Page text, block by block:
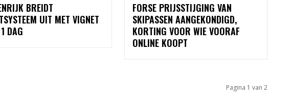
BREIDT
UIT MET VIGNET
DAG
FORSE PRIJSSTIJGING VAN
SKIPASSEN AANGEKONDIGD,
KORTING VOOR WIE VOORAF
ONLINE KOOPT
Pagina 1 van 2